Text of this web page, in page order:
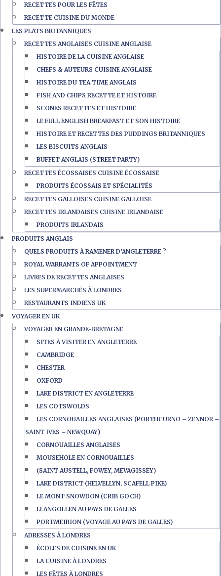
RECETTES POUR LES FÊTES
RECETTE CUISINE DU MONDE
LES PLATS BRITANNIQUES
RECETTES ANGLAISES CUISINE ANGLAISE
HISTOIRE DE LA CUISINE ANGLAISE
CHEFS & AUTEURS CUISINE ANGLAISE
HISTOIRE DU TEA TIME ANGLAIS
FISH AND CHIPS RECETTE ET HISTOIRE
SCONES RECETTES ET HISTOIRE
LE FULL ENGLISH BREAKFAST ET SON HISTOIRE
HISTOIRE ET RECETTES DES PUDDINGS BRITANNIQUES
LES BISCUITS ANGLAIS
BUFFET ANGLAIS (STREET PARTY)
RECETTES ÉCOSSAISES CUISINE ÉCOSSAISE
PRODUITS ÉCOSSAIS ET SPÉCIALITÉS
RECETTES GALLOISES CUISINE GALLOISE
RECETTES IRLANDAISES CUISINE IRLANDAISE
PRODUITS IRLANDAIS
PRODUITS ANGLAIS
QUELS PRODUITS À RAMENER D’ANGLETERRE ?
ROYAL WARRANTS OF APPOINTMENT
LIVRES DE RECETTES ANGLAISES
LES SUPERMARCHÉS À LONDRES
RESTAURANTS INDIENS UK
VOYAGER EN UK
VOYAGER EN GRANDE-BRETAGNE
SITES À VISITER EN ANGLETERRE
CAMBRIDGE
CHESTER
OXFORD
LAKE DISTRICT EN ANGLETERRE
LES COTSWOLDS
LES CORNOUAILLES ANGLAISES (PORTHCURNO – ZENNOR –
SAINT IVES – NEWQUAY)
CORNOUAILLES ANGLAISES
MOUSEHOLE EN CORNOUAILLES
(SAINT AUSTELL, FOWEY, MEVAGISSEY)
LAKE DISTRICT (HELVELLYN, SCAFELL PIKE)
LE MONT SNOWDON (CRIB GOCH)
LLANGOLLEN AU PAYS DE GALLES
PORTMEIRION (VOYAGE AU PAYS DE GALLES)
ADRESSES À LONDRES
ÉCOLES DE CUISINE EN UK
LA CUISINE À LONDRES
LES FÊTES À LONDRES